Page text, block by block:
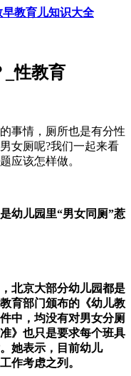
_性教育
事情，厕所也是有分性
女厕呢?我们一起来看
应该怎样做。
幼儿园里“男女同厕”惹
北京大部分幼儿园都是
育部门颁布的《幼儿教
中，均没有对男女分厕
》也只是要求每个班具
她表示，目前幼儿
作考虑之列。